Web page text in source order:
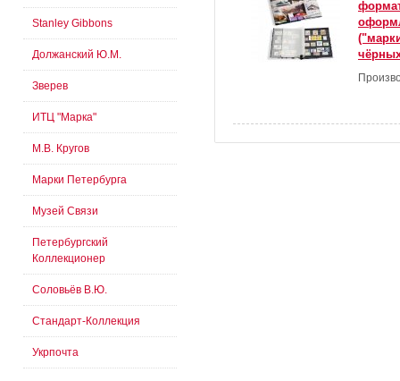
Stanley Gibbons
Должанский Ю.М.
Зверев
ИТЦ "Марка"
М.В. Кругов
Марки Петербурга
Музей Связи
Петербургский
Коллекционер
Соловьёв В.Ю.
Стандарт-Коллекция
Укрпочта